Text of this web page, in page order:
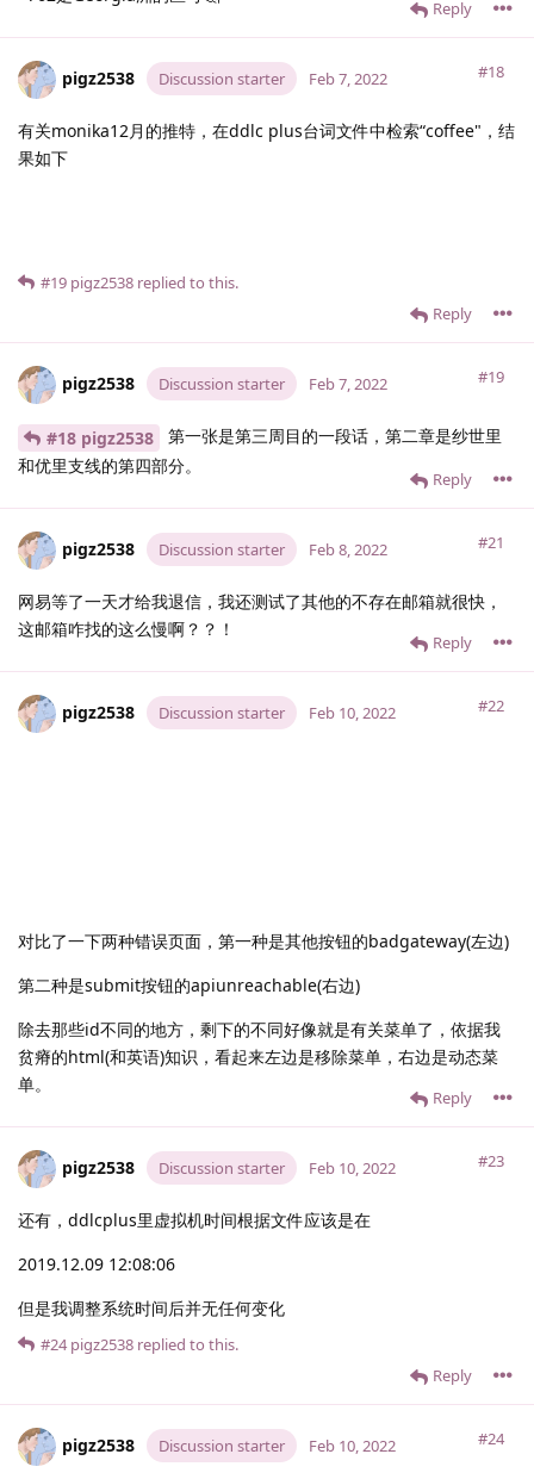
Reply
pigz2538 Discussion starter #18
Feb 7, 2022
有关monika12月的推特，在ddlc plus台词文件中检索“coffee"，结
果如下
Reply
#19 pigz2538 replied to this.
pigz2538 Discussion starter #19
Feb 7, 2022
#18 pigz2538
第一张是第三周目的一段话，第二章是纱世里
和优里支线的第四部分。
Reply
pigz2538 Discussion starter #21
Feb 8, 2022
网易等了一天才给我退信，我还测试了其他的不存在邮箱就很快，
这邮箱咋找的这么慢啊？？！
Reply
pigz2538 Discussion starter #22
Feb 10, 2022
对比了一下两种错误页面，第一种是其他按钮的badgateway(左边)
第二种是submit按钮的apiunreachable(右边)
除去那些id不同的地方，剩下的不同好像就是有关菜单了，依据我
贫瘠的html(和英语)知识，看起来左边是移除菜单，右边是动态菜
单。
Reply
pigz2538 Discussion starter #23
Feb 10, 2022
还有，ddlcplus里虚拟机时间根据文件应该是在
2019.12.09 12:08:06
但是我调整系统时间后并无任何变化
Reply
#24 pigz2538 replied to this.
pigz2538 Discussion starter #24
Feb 10, 2022